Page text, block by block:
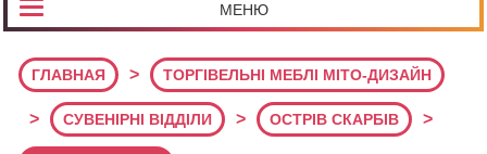
МЕНЮ
ГЛАВНАЯ > ТОРГІВЕЛЬНІ МЕБЛІ МІТО-ДИЗАЙН
> СУВЕНІРНІ ВІДДІЛИ > ОСТРІВ СКАРБІВ >